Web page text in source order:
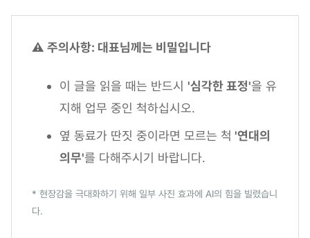
⚠️ 주의사항: 대표님께는 비밀입니다
이 글을 읽을 때는 반드시 '심각한 표정'을 유
지해 업무 중인 척하십시오.
옆 동료가 딴짓 중이라면 모르는 척 '연대의
의무'를 다해주시기 바랍니다.
* 현장감을 극대화하기 위해 일부 사진 효과에 AI의 힘을 빌렸습니
다.